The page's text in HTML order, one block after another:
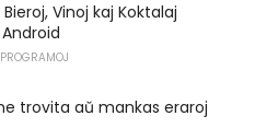
Vinoj kaj Koktalaj
trovita aŭ mankas eraroj